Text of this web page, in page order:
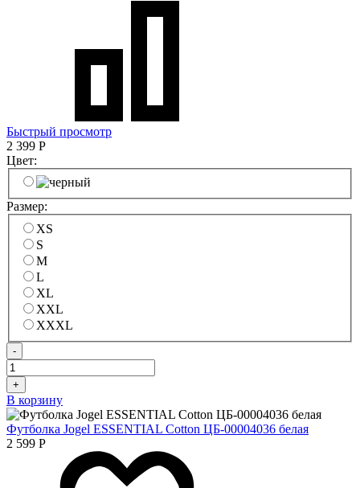
Быстрый просмотр
2 399 Р
Цвет:
Размер:
XS
S
M
L
XL
XXL
XXXL
-
+
В корзину
Футболка Jogel ESSENTIAL Cotton ЦБ-00004036 белая
2 599 Р